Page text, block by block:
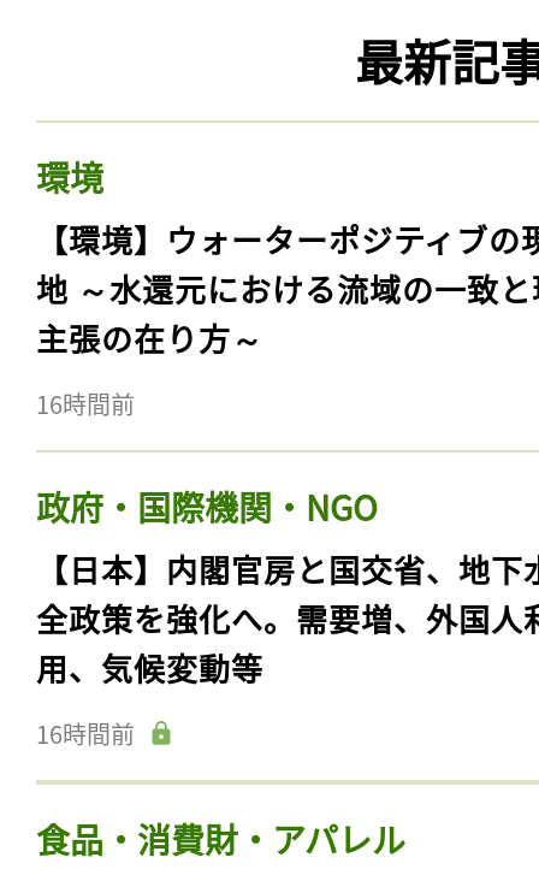
最新記
環境
【環境】ウォーターポジティブの
地 ～水還元における流域の一致
主張の在り方～
16時間前
政府・国際機関・NGO
【日本】内閣官房と国交省、地下
全政策を強化へ。需要増、外国人
用、気候変動等
16時間前
食品・消費財・アパレル